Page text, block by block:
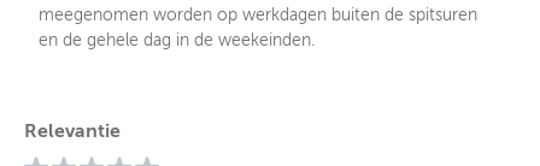
meegenomen worden op werkdagen buiten de spitsuren
en de gehele dag in de weekeinden.
Relevantie